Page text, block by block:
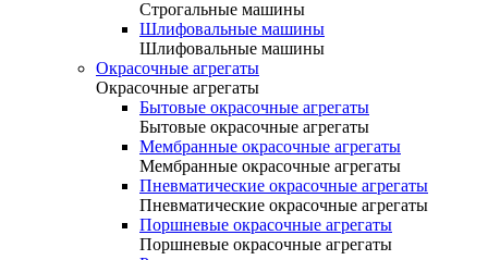
Строгальные машины
Шлифовальные машины
Шлифовальные машины
Окрасочные агрегаты
Окрасочные агрегаты
Бытовые окрасочные агрегаты
Бытовые окрасочные агрегаты
Мембранные окрасочные агрегаты
Мембранные окрасочные агрегаты
Пневматические окрасочные агрегаты
Пневматические окрасочные агрегаты
Поршневые окрасочные агрегаты
Поршневые окрасочные агрегаты